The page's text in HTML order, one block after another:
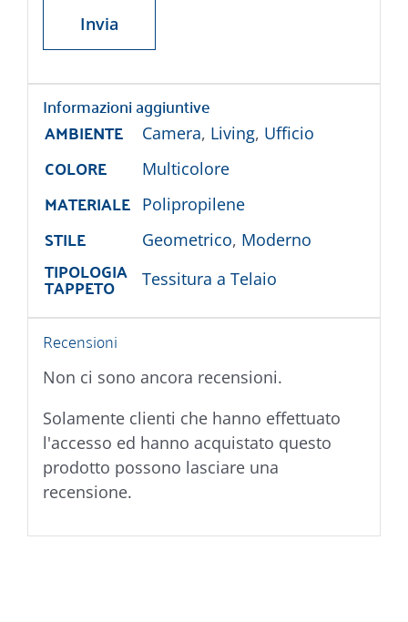
Informazioni aggiuntive
AMBIENTE
Camera, Living, Ufficio
COLORE Multicolore
MATERIALE Polipropilene
STILE Geometrico, Moderno
TIPOLOGIA
TAPPETO Tessitura a Telaio
Recensioni
Non ci sono ancora recensioni.
Solamente clienti che hanno effettuato
l'accesso ed hanno acquistato questo
prodotto possono lasciare una
recensione.